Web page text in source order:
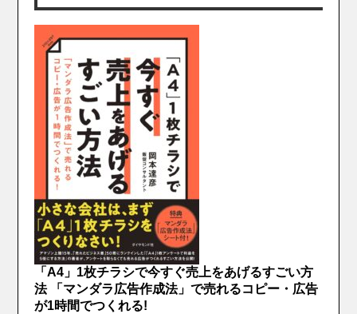
「A4」1枚チラシで今すぐ売上をあげるすごい方
法 「マンダラ広告作成法」で売れるコピー・広告
が1時間でつくれる!